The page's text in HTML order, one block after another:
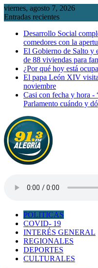
Saltar
al
viernes, agosto 7, 2026
Entradas recientes
Desarrollo Social
comedores con la
El Gobierno de Salto y
de 88 viviendas para
¿Por qué hoy está
El papa León XIV
noviembre
Casi con fecha y hora -
Parlamento cuándo y
POLITICAS
COVID- 19
INTERÉS GENERAL
REGIONALES
DEPORTES
CULTURALES